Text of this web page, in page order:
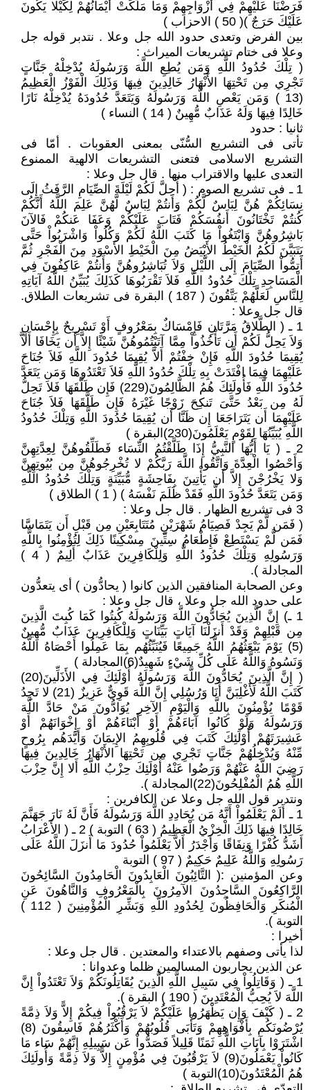
فَرَضْنَا عَلَيْهِمْ فِي أَزْوَاجِهِمْ وَمَا مَلَكَتْ أَيْمَانُهُمْ لِكَيْلا يَكُونَ
عَلَيْكَ حَرَجٌ )( 50 ) الاحزاب )
بين الفرض وتعدى حدود الله جل وعلا . نتدبر قوله جل
وعلا فى ختام تشريعات الميراث :
( تِلْكَ حُدُودُ اللَّهِ وَمَن يُطِعِ اللَّهَ وَرَسُولَهُ يُدْخِلْهُ جَنَّاتٍ
تَجْرِي مِن تَحْتِهَا الأَنْهَارُ خَالِدِينَ فِيهَا وَذَلِكَ الْفَوْزُ الْعَظِيمُ
(13 ) وَمَن يَعْصِ اللَّهَ وَرَسُولَهُ وَيَتَعَدَّ حُدُودَهُ يُدْخِلْهُ نَارًا
خَالِدًا فِيهَا وَلَهُ عَذَابٌ مُّهِينٌ ( 14 ) النساء )
ثانيا : حدود
تأتى فى التشريع السُّنّى بمعنى العقوبات . أمّا فى
التشريع الاسلامى فتعنى التشريعات الالهية الممنوع
التعدى عليها والاقتراب منها . قال جل وعلا :
1 ـ فى تشريع الصوم : ( أُحِلَّ لَكُمْ لَيْلَةَ الصِّيَامِ الرَّفَثُ إِلَى
نِسَائِكُمْ هُنَّ لِبَاسٌ لَّكُمْ وَأَنتُمْ لِبَاسٌ لَّهُنَّ عَلِمَ اللَّهُ أَنَّكُمْ
كُنتُمْ تَخْتَانُونَ أَنفُسَكُمْ فَتَابَ عَلَيْكُمْ وَعَفَا عَنكُمْ فَالآنَ
بَاشِرُوهُنَّ وَابْتَغُواْ مَا كَتَبَ اللَّهُ لَكُمْ وَكُلُواْ وَاشْرَبُواْ حَتَّى
يَتَبَيَّنَ لَكُمُ الْخَيْطُ الأَبْيَضُ مِنَ الْخَيْطِ الأَسْوَدِ مِنَ الْفَجْرِ ثُمَّ
أَتِمُّواْ الصِّيَامَ إِلَى اللَّيْلِ وَلاَ تُبَاشِرُوهُنَّ وَأَنتُمْ عَاكِفُونَ فِي
الْمَسَاجِدِ تِلْكَ حُدُودُ اللَّهِ فَلاَ تَقْرَبُوهَا كَذَلِكَ يُبَيِّنُ اللَّهُ آيَاتِهِ
لِلنَّاسِ لَعَلَّهُمْ يَتَّقُونَ ( 187 ) البقرة فى تشريعات الطلاق.
قال جل وعلا :
1 ـ ( الطَّلاقُ مَرَّتَانِ فَإِمْسَاكٌ بِمَعْرُوفٍ أَوْ تَسْرِيحٌ بِإِحْسَانٍ
وَلاَ يَحِلُّ لَكُمْ أَن تَأْخُذُواْ مِمَّا آتَيْتُمُوهُنَّ شَيْئًا إِلاَّ أَن يَخَافَا أَلاَّ
يُقِيمَا حُدُودَ اللَّهِ فَإِنْ خِفْتُمْ أَلاَّ يُقِيمَا حُدُودَ اللَّهِ فَلاَ جُنَاحَ
عَلَيْهِمَا فِيمَا افْتَدَتْ بِهِ تِلْكَ حُدُودُ اللَّهِ فَلاَ تَعْتَدُوهَا وَمَن يَتَعَدَّ
حُدُودَ اللَّهِ فَأُولَئِكَ هُمُ الظَّالِمُونَ(229) فَإِن طَلَّقَهَا فَلاَ تَحِلُّ
لَهُ مِن بَعْدُ حَتَّىَ تَنكِحَ زَوْجًا غَيْرَهُ فَإِن طَلَّقَهَا فَلاَ جُنَاحَ
عَلَيْهِمَا أَن يَتَرَاجَعَا إِن ظَنَّا أَن يُقِيمَا حُدُودَ اللَّهِ وَتِلْكَ حُدُودُ
اللَّهِ يُبَيِّنُهَا لِقَوْمٍ يَعْلَمُونَ(230)البقرة )
2 ـ ( يَا أَيُّهَا النَّبِيُّ إِذَا طَلَّقْتُمُ النِّسَاء فَطَلِّقُوهُنَّ لِعِدَّتِهِنَّ
وَأَحْصُوا الْعِدَّةَ وَاتَّقُوا اللَّهَ رَبَّكُمْ لا تُخْرِجُوهُنَّ مِن بُيُوتِهِنَّ
وَلا يَخْرُجْنَ إِلاَّ أَن يَأْتِينَ بِفَاحِشَةٍ مُّبَيِّنَةٍ وَتِلْكَ حُدُودُ اللَّهِ
وَمَن يَتَعَدَّ حُدُودَ اللَّهِ فَقَدْ ظَلَمَ نَفْسَهُ ) ( 1 ) الطلاق )
3 فى تشريع الظهار . قال جل وعلا :
( فَمَن لَّمْ يَجِدْ فَصِيَامُ شَهْرَيْنِ مُتَتَابِعَيْنِ مِن قَبْلِ أَن يَتَمَاسَّا
فَمَن لَّمْ يَسْتَطِعْ فَإِطْعَامُ سِتِّينَ مِسْكِينًا ذَلِكَ لِتُؤْمِنُوا بِاللَّهِ
وَرَسُولِهِ وَتِلْكَ حُدُودُ اللَّهِ وَلِلْكَافِرِينَ عَذَابٌ أَلِيمٌ ( 4 )
المجادلة ).
وعن الصحابة المنافقين الذين كانوا ( يحادُّون ) أى يتعدُّون
على حدود الله جل وعلا ، قال جل وعلا :
1 ـ) إِنَّ الَّذِينَ يُحَادُّونَ اللَّهَ وَرَسُولَهُ كُبِتُوا كَمَا كُبِتَ الَّذِينَ
مِن قَبْلِهِمْ وَقَدْ أَنزَلْنَا آيَاتٍ بَيِّنَاتٍ وَلِلْكَافِرِينَ عَذَابٌ مُّهِينٌ
(5) يَوْمَ يَبْعَثُهُمُ اللَّهُ جَمِيعًا فَيُنَبِّئُهُم بِمَا عَمِلُوا أَحْصَاهُ اللَّهُ
وَنَسُوهُ وَاللَّهُ عَلَى كُلِّ شَيْءٍ شَهِيدٌ(6)المجادلة )
( إِنَّ الَّذِينَ يُحَادُّونَ اللَّهَ وَرَسُولَهُ أُوْلَئِكَ فِي الأَذَلِّينَ(20)
كَتَبَ اللَّهُ لَأَغْلِبَنَّ أَنَا وَرُسُلِي إِنَّ اللَّهَ قَوِيٌّ عَزِيزٌ (21) لا تَجِدُ
قَوْمًا يُؤْمِنُونَ بِاللَّهِ وَالْيَوْمِ الآخِرِ يُوَادُّونَ مَنْ حَادَّ اللَّهَ
وَرَسُولَهُ وَلَوْ كَانُوا آبَاءَهُمْ أَوْ أَبْنَاءَهُمْ أَوْ إِخْوَانَهُمْ أَوْ
عَشِيرَتَهُمْ أُوْلَئِكَ كَتَبَ فِي قُلُوبِهِمُ الإِيمَانَ وَأَيَّدَهُم بِرُوحٍ
مِّنْهُ وَيُدْخِلُهُمْ جَنَّاتٍ تَجْرِي مِن تَحْتِهَا الأَنْهَارُ خَالِدِينَ فِيهَا
رَضِيَ اللَّهُ عَنْهُمْ وَرَضُوا عَنْهُ أُوْلَئِكَ حِزْبُ اللَّهِ أَلا إِنَّ حِزْبَ
اللَّهِ هُمُ الْمُفْلِحُونَ(22)المجادلة ).
ونتدبر قول الله جل وعلا عن الكافرين :
1 ـ أَلَمْ يَعْلَمُواْ أَنَّهُ مَن يُحَادِدِ اللَّهَ وَرَسُولَهُ فَأَنَّ لَهُ نَارَ جَهَنَّمَ
خَالِدًا فِيهَا ذَلِكَ الْخِزْيُ الْعَظِيمُ ( 63 ) التوبة ) 2 ـ ( الأَعْرَابُ
أَشَدُّ كُفْرًا وَنِفَاقًا وَأَجْدَرُ أَلاَّ يَعْلَمُواْ حُدُودَ مَا أَنزَلَ اللَّهُ عَلَى
رَسُولِهِ وَاللَّهُ عَلِيمٌ حَكِيمٌ ( 97 ) التوبة
وعن المؤمنين :( التَّائِبُونَ الْعَابِدُونَ الْحَامِدُونَ السَّائِحُونَ
الرَّاكِعُونَ السَّاجِدُونَ الآمِرُونَ بِالْمَعْرُوفِ وَالنَّاهُونَ عَنِ
الْمُنكَرِ وَالْحَافِظُونَ لِحُدُودِ اللَّهِ وَبَشِّرِ الْمُؤْمِنِينَ ( 112 )
التوبة ).
أخيرا :
لذا يأتى وصفهم بالاعتداء والمعتدين . قال جل وعلا :
عن الذين يحاربون المسالمين ظلما وعدوانا :
1 ـ ( وَقَاتِلُواْ فِي سَبِيلِ اللَّهِ الَّذِينَ يُقَاتِلُونَكُمْ وَلاَ تَعْتَدُواْ إِنَّ
اللَّهَ لاَ يُحِبُّ الْمُعْتَدِينَ ( 190 ) البقرة ).
2 ـ ( كَيْفَ وَإِن يَظْهَرُوا عَلَيْكُمْ لاَ يَرْقُبُواْ فِيكُمْ إِلاًّ وَلاَ ذِمَّةً
يُرْضُونَكُم بِأَفْوَاهِهِمْ وَتَأْبَى قُلُوبُهُمْ وَأَكْثَرُهُمْ فَاسِقُونَ (8)
اشْتَرَوْا بِآيَاتِ اللَّهِ ثَمَنًا قَلِيلاً فَصَدُّواْ عَن سَبِيلِهِ إِنَّهُمْ سَاء مَا
كَانُواْ يَعْمَلُونَ(9) لاَ يَرْقُبُونَ فِي مُؤْمِنٍ إِلاًّ وَلاَ ذِمَّةً وَأُولَئِكَ
هُمُ الْمُعْتَدُونَ(10)التوبة )